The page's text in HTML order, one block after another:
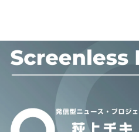
イベント・グッズ
YouTube
会社情報